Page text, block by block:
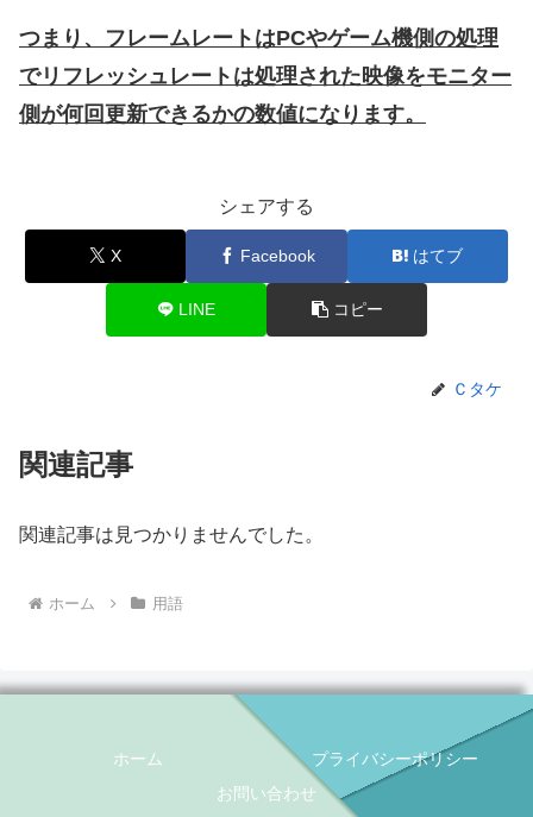
つまり、フレームレートはPCやゲーム機側の処理
でリフレッシュレートは処理された映像をモニター
側が何回更新できるかの数値になります。
シェアする
X Facebook はてブ
LINE コピー
Ｃタケ
関連記事
関連記事は見つかりませんでした。
ホーム 用語
ホーム
プライバシーポリシー
お問い合わせ